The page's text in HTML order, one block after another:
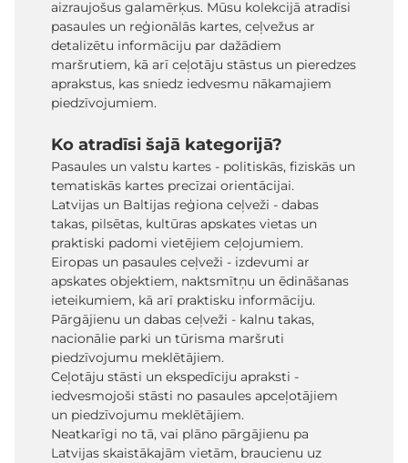
aizraujošus galamērķus. Mūsu kolekcijā atradīsi
pasaules un reģionālās kartes, ceļvežus ar
detalizētu informāciju par dažādiem
maršrutiem, kā arī ceļotāju stāstus un pieredzes
aprakstus, kas sniedz iedvesmu nākamajiem
piedzīvojumiem.
Ko atradīsi šajā kategorijā?
Pasaules un valstu kartes - politiskās, fiziskās un
tematiskās kartes precīzai orientācijai.
Latvijas un Baltijas reģiona ceļveži - dabas
takas, pilsētas, kultūras apskates vietas un
praktiski padomi vietējiem ceļojumiem.
Eiropas un pasaules ceļveži - izdevumi ar
apskates objektiem, naktsmītņu un ēdināšanas
ieteikumiem, kā arī praktisku informāciju.
Pārgājienu un dabas ceļveži - kalnu takas,
nacionālie parki un tūrisma maršruti
piedzīvojumu meklētājiem.
Ceļotāju stāsti un ekspedīciju apraksti -
iedvesmojoši stāsti no pasaules apceļotājiem
un piedzīvojumu meklētājiem.
Neatkarīgi no tā, vai plāno pārgājienu pa
Latvijas skaistākajām vietām, braucienu uz